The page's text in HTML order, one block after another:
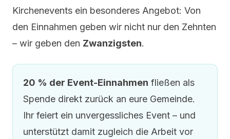
Kirchenevents ein besonderes Angebot: Von
den Einnahmen geben wir nicht nur den Zehnten
– wir geben den Zwanzigsten.
20 % der Event-Einnahmen fließen als
Spende direkt zurück an eure Gemeinde.
Ihr feiert ein unvergessliches Event – und
unterstützt damit zugleich die Arbeit vor